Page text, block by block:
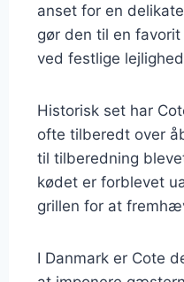
anset for en
gør den til en
ved festlige
Historisk set har
ofte tilberedt over
til tilberedning
kødet er forblevet
grillen for at
I Danmark er Cote